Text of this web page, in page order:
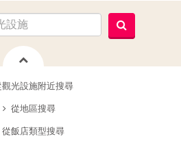
觀光設施附近搜尋
從地區搜尋
從飯店類型搜尋